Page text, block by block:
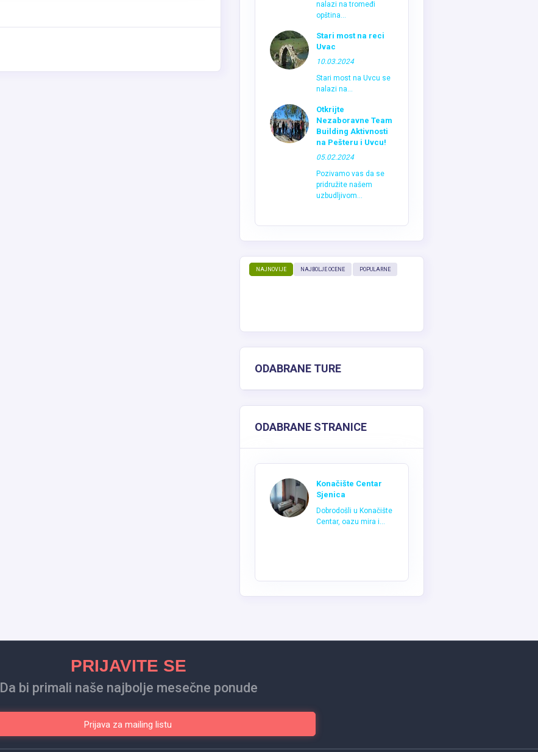
nalazi na tromeđi
opština...
Stari most na reci
Uvac
10.03.2024
Stari most na Uvcu se
nalazi na...
Otkrijte
Nezaboravne Team
Building Aktivnosti
na Pešteru i Uvcu!
05.02.2024
Pozivamo vas da se
pridružite našem
uzbudljivom...
NAJNOVIJE NAJBOLJE OCENE POPULARNE
ODABRANE TURE
ODABRANE STRANICE
Konačište Centar
Sjenica
Dobrodošli u Konačište
Centar, oazu mira i...
PRIJAVITE SE
Da bi primali naše najbolje mesečne ponude
Prijava za mailing listu